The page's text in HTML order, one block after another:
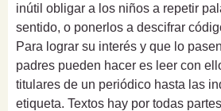
inútil obligar a los niños a repetir
sentido, o ponerlos a descifrar
Para lograr su interés y que lo
padres pueden hacer es leer con
titulares de un periódico hasta las
etiqueta. Textos hay por todas